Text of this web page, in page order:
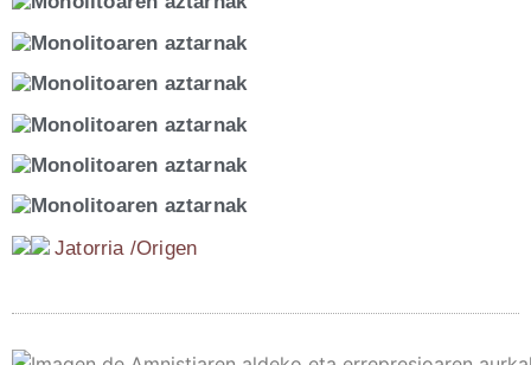
Jato­rria /​Ori­gen